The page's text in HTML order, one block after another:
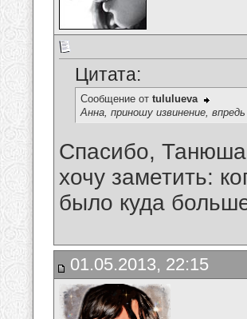
Цитата:
Сообщение от tululueva
Анна, приношу извинение,
Спасибо,
хочу заметить:
было куда
01.05.2013, 22:15